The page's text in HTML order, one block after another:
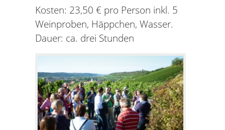
Kosten: 23,50 € pro Person inkl. 5
Weinproben, Häppchen, Wasser.
Dauer: ca. drei Stunden